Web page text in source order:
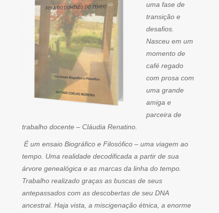
uma fase de
transição e
desafios.
Nasceu em um
momento de
café regado
com prosa com
uma grande
amiga e
parceira de
trabalho docente – Cláudia Renatino.
É um ensaio Biográfico e Filosófico – uma viagem ao
tempo. Uma realidade decodificada a partir de sua
árvore genealógica e as marcas da linha do tempo.
Trabalho realizado graças as buscas de seus
antepassados com as descobertas de seu DNA
ancestral. Haja vista, a miscigenação étnica, a enorme